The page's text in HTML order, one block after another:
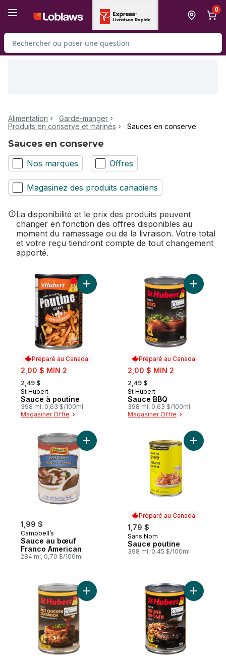
0
Rechercher des produits
Alimentation
Garde-manger
Produits en conserve et marinés
Sauces en conserve
Sauces en conserve
Nos marques Offres
Magasinez des produits canadiens
La disponibilité et le prix des produits peuvent
changer en fonction des offres disponibles au
moment du ramassage ou de la livraison. Votre total
et votre reçu tiendront compte de tout changement
apporté.
Préparé au Canada
sale:
2,00 $ MIN 2
, formerly:
2,49 $
Préparé au Canada
St Hubert
Sauce à poutine
398 ml, 0,63 $/100ml
Magasiner Offre
Ajouter Sauce à poutine au panier
Préparé au Canada
sale:
2,00 $ MIN 2
, formerly:
2,49 $
Préparé au Canada
St Hubert
Sauce BBQ
398 ml, 0,63 $/100ml
Magasiner Offre
Ajouter
1,99 $
Campbell’s
Sauce au bœuf
Franco American
284 ml, 0,70 $/100ml
Ajouter Sauce au bœuf Franco American
Préparé au Canada
1,79 $
Préparé au Canada
Sans Nom
Sauce poutine
398 ml, 0,45 $/100ml
Ajouter
Ajouter Sauce pour poulet au panierAjouter